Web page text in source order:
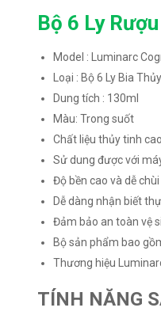
Bộ 6 Ly
Model : Luminarc
Loại : Bộ 6 Ly Bia
Dung tích : 130ml
Màu: Trong suốt
Chất liệu thủy tinh
Sử dung được với
Độ bền cao và dễ
Dễ dàng nhận biết
Đảm bảo an toàn vệ
Bộ sản phẩm bao
Thương hiệu
TÍNH NĂNG